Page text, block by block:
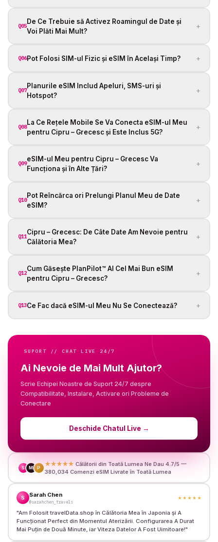
Q05
De Ce Trebuie să Activez Roamingul de Date și
Voi Plăti Mai Mult?
+
Q06Pot Folosi SIM-ul Fizic și eSIM în Același Timp? +
Q07
Planurile eSIM Includ Apeluri, SMS-uri și
Hotspot?
+
Q08
La Ce Rețele Mobile Se Va Conecta eSIM-ul Meu
pentru Cipru – Grecesc și Este Inclus 5G?
+
Q09
eSIM-ul Meu pentru Cipru – Grecesc Va
Funcționa și în Alte Țări?
+
Q10
Pot Reîncărca ori Prelungi Planul Meu de Date
eSIM?
+
Q11
Cipru – Grecesc: De Câte Date Am Nevoie pentru
Călătoria Mea?
+
Q12
Cum Găsește PlanPilot™ AI Cel Mai Bun eSIM
pentru Cipru – Grecesc?
+
Q13Ce Fac dacă eSIM-ul Meu Nu Se Conectează? +
SUPORT // CHAT LIVE 24/7
Ai Nevoie de Mai Mult Ajutor?
Scrie Echipei Noastre de Suport 24/7 despre
Compatibilitate, Instalare, Activare ori Probleme de
Conectare
Deschide Chatul Live →
S M P
★★★★★ Călătorii din Toată Lumea Ne Dau 4.7/5 —
380,034 Comenzi eSIM Livrate în Toată Lumea
S Sarah Chen
@sarahchen_travels
★★★★★
"Am Folosit travelData.shop în Călătoria Mea în Japonia și A
Funcționat Perfect din Momentul Aterizării. Configurarea A Durat
Mai Puțin de Două Minute, iar Viteza Datelor A Fost Uimitoare!"